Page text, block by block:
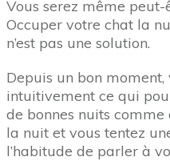
Vous serez même
Occuper votre chat la
n’est pas une solution.
Depuis un bon moment,
intuitivement ce qui
de bonnes nuits
la nuit et vous tentez
l’habitude de parler à